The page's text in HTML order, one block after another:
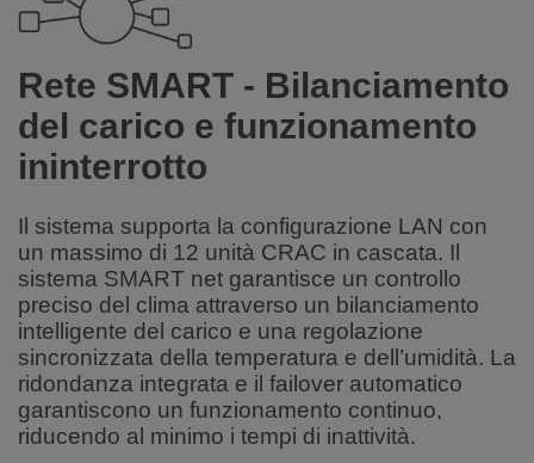
Rete SMART - Bilanciamento
del carico e funzionamento
ininterrotto
Il sistema supporta la configurazione LAN con
un massimo di 12 unità CRAC in cascata. Il
sistema SMART net garantisce un controllo
preciso del clima attraverso un bilanciamento
intelligente del carico e una regolazione
sincronizzata della temperatura e dell’umidità. La
ridondanza integrata e il failover automatico
garantiscono un funzionamento continuo,
riducendo al minimo i tempi di inattività.